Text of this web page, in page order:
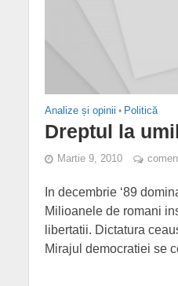
Analize și opinii • Politică
Dreptul la
Martie 9, 2010
In decembrie ‘89
Milioanele de romani
libertatii. Dictatura
Mirajul democratiei se